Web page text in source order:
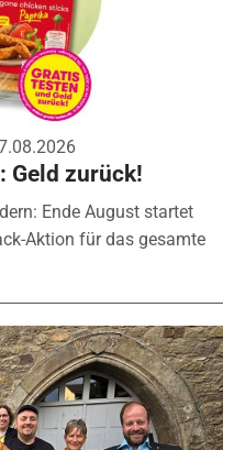
Geld zurück!
Ende August startet
Aktion für das gesamte